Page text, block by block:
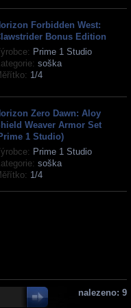
Forbidden West:
Bonus Edition
Prime 1 Studio
soška
1/4
Zero Dawn: Aloy
Weaver Armor Set
1 Studio)
Prime 1 Studio
soška
1/4
nalezeno: 9